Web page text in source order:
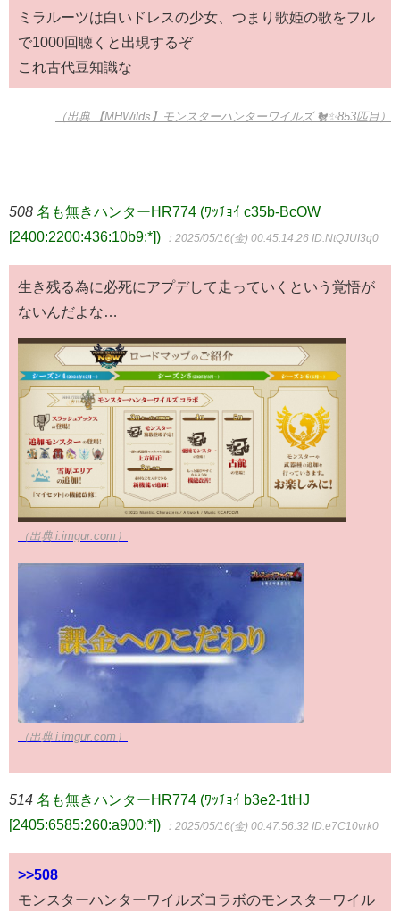
ミラルーツは白いドレスの少女、つまり歌姫の歌をフル
で1000回聴くと出現するぞ
これ古代豆知識な
（出典 【MHWilds】モンスターハンターワイルズ 🐔✨853匹目）
508 名も無きハンターHR774 (ﾜｯﾁｮｲ c35b-BcOW
[2400:2200:436:10b9:*])
：2025/05/16(金) 00:45:14.26 ID:NtQJUI3q0
生き残る為に必死にアプデして走っていくという覚悟が
ないんだよな…
（出典 i.imgur.com）
（出典 i.imgur.com）
514 名も無きハンターHR774 (ﾜｯﾁｮｲ b3e2-1tHJ
[2405:6585:260:a900:*])
：2025/05/16(金) 00:47:56.32 ID:e7C10vrk0
>>508
モンスターハンターワイルズコラボのモンスターワイル